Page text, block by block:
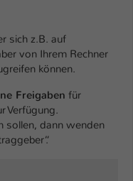
sich z.B. auf
von Ihrem Rechner
können.
Freigaben für
Verfügung.
sollen, dann wenden